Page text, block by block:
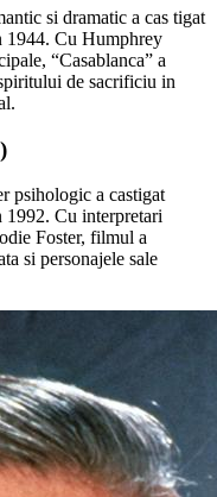
si dramatic a cas tigat
1944. Cu Humphrey
“Casablanca” a
de sacrificiu in
psihologic a castigat
Cu interpretari
Foster, filmul a
si personajele sale